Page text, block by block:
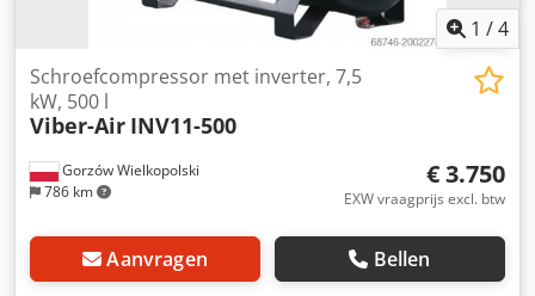
1 /4
Gorzów Wielkopolski
786 km
Schroefcompressor met inverter, 7,5
kW, 500 l
Viber-Air INV11-500
€ 3.750
EXW vraagprijs excl. btw
Aanvragen Bellen